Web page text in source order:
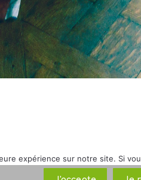
expérience sur notre site. Si